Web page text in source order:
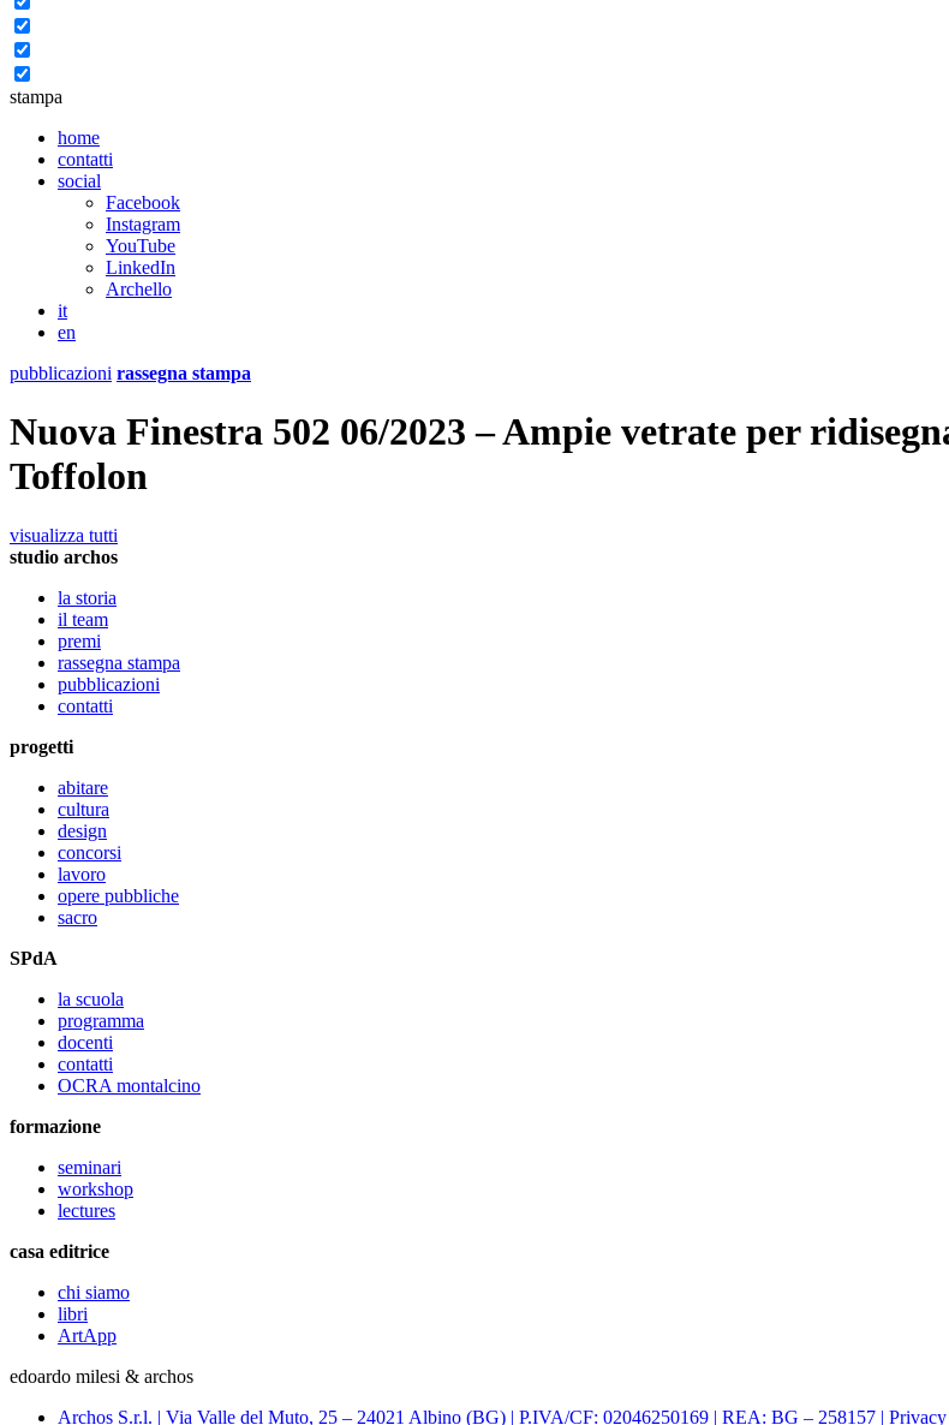
stampa
home
contatti
social
Facebook
Instagram
YouTube
LinkedIn
Archello
it
en
pubblicazioni rassegna stampa
Nuova Finestra 502 06/2023 – Ampie vetrate per
Toffolon
visualizza tutti
studio archos
la storia
il team
premi
rassegna stampa
pubblicazioni
contatti
progetti
abitare
cultura
design
concorsi
lavoro
opere pubbliche
sacro
SPdA
la scuola
programma
docenti
contatti
OCRA montalcino
formazione
seminari
workshop
lectures
casa editrice
chi siamo
libri
ArtApp
edoardo milesi & archos
Archos S.r.l. | Via Valle del Muto, 25 – 24021 Albino (BG) | P.IVA/CF: 02046250169 | REA: BG – 258157 |